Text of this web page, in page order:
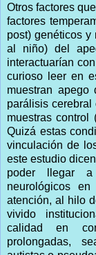
Otros factores
factores
post) genéticos y
al niño) del
interactuarían
curioso leer en
muestran apego
parálisis
muestras
Quizá estas
vinculación de
este estudio
poder llegar a
neurológicos
atención, al hilo
vivido
calidad en
prolongadas,